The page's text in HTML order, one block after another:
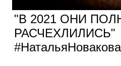
"В 2021 ОНИ
РАСЧЕХЛИЛИСЬ"
#НатальяНовакова